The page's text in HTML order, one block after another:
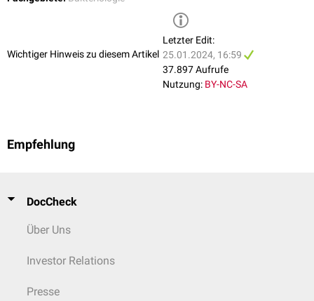
Wichtiger Hinweis zu diesem Artikel
Letzter Edit:
25.01.2024, 16:59
37.897 Aufrufe
Nutzung: BY-NC-SA
Empfehlung
DocCheck
Über Uns
Investor Relations
Presse